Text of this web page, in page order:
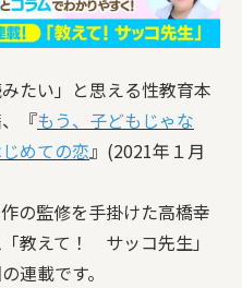
たい」と思える性教育本
『もう、子どもじゃな
めての恋』(2021年１月
の監修を手掛けた高橋幸
教えて！ サッコ先生」
連載です。